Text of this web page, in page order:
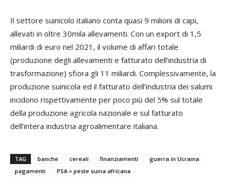
Il settore suinicolo italiano conta quasi 9 milioni di capi,
allevati in oltre 30mila allevamenti. Con un export di 1,5
miliardi di euro nel 2021, il volume di affari totale
(produzione degli allevamenti e fatturato dell’industria di
trasformazione) sfiora gli 11 miliardi. Complessivamente, la
produzione suinicola ed il fatturato dell’industria dei salumi
incidono rispettivamente per poco più del 5% sul totale
della produzione agricola nazionale e sul fatturato
dell’intera industria agroalimentare italiana.
TAG banche cereali finanziamenti
guerra in Ucraina
pagamenti
PSA = peste suina africana